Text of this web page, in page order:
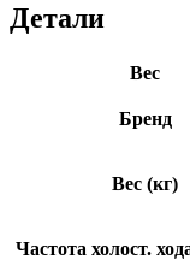
Детали
Вес
Бренд
Вес (кг)
Частота холост.